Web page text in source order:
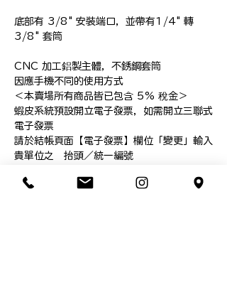
底部有 3/8" 安裝端口，並帶有1/4" 轉
3/8" 套筒
CNC 加工鋁製主體，不銹鋼套筒
因應手機不同的使用方式
＜本賣場所有商品皆已包含 5% 稅金＞
蝦皮系統預設開立電子發票，如需開立三聯式
電子發票
請於結帳頁面【電子發票】欄位「變更」輸入
貴單位之　抬頭／統一編號
*不接受沒有溝通就下單